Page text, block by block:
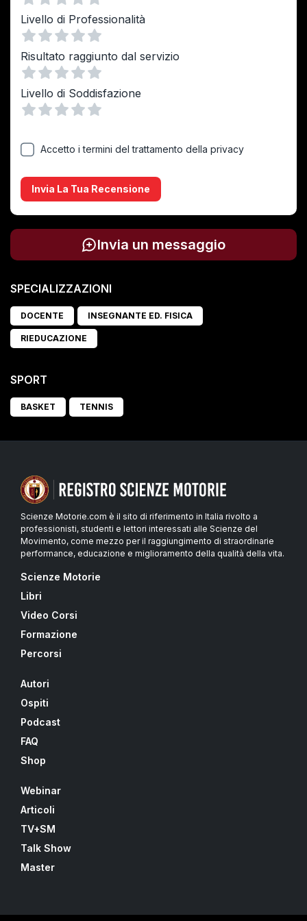
1 Stella
2 Stelle
3 Stelle
4 Stelle
5 Stelle
Livello di Professionalità
1 Stella
2 Stelle
3 Stelle
4 Stelle
5 Stelle
Risultato raggiunto dal servizio
1 Stella
2 Stelle
3 Stelle
4 Stelle
5 Stelle
Livello di Soddisfazione
Accetto i termini del trattamento della privacy
Invia La Tua Recensione
Invia un messaggio
SPECIALIZZAZIONI
DOCENTE INSEGNANTE ED. FISICA
RIEDUCAZIONE
SPORT
BASKET TENNIS
Scienze Motorie.com è il sito di riferimento in Italia rivolto a
professionisti, studenti e lettori interessati alle Scienze del
Movimento, come mezzo per il raggiungimento di straordinarie
performance, educazione e miglioramento della qualità della vita.
Scienze Motorie
Libri
Video Corsi
Formazione
Percorsi
Autori
Ospiti
Podcast
FAQ
Shop
Webinar
Articoli
TV+SM
Talk Show
Master